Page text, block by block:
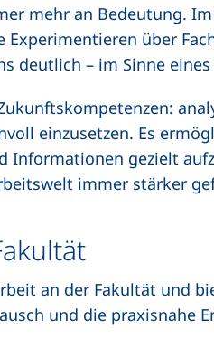
mehr an Bedeutung.
Experimentieren über
deutlich – im Sinne
einzusetzen. Es
Informationen gezielt
immer stärker
an der Fakultät und
und die praxisnahe